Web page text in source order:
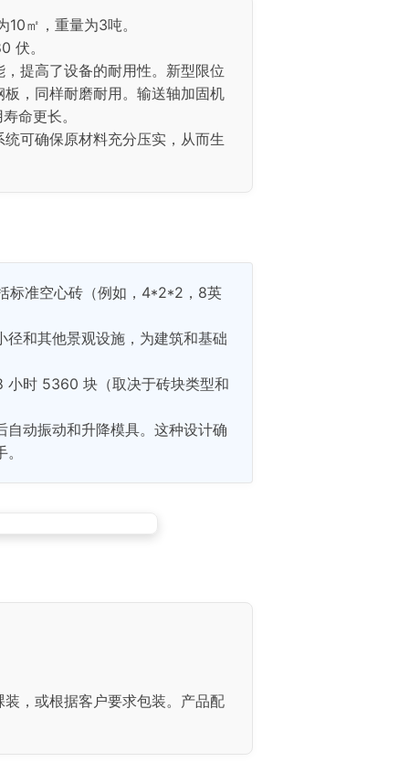
㎡，重量为3吨。
伏。
提高了设备​​的耐用性。新型限位
，同样耐磨耐用。输送轴加固机
命更长。
可确保原材料充分压实，从而生
标准空心砖（例如，4*2*2，8英
和其他景观设施，为建筑和基础
时 5360 块（取决于砖块类型和
动振动和升降模具。这种设计确
，或根据客户要求包装。产品配